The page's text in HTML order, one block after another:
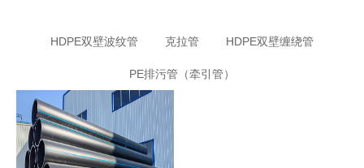
HDPE双壁波纹管 克拉管 HDPE双壁缠绕管
PE排污管（牵引管）